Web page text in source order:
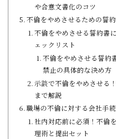
や合意文書化のコツ
不倫をやめさせるための誓
不倫をやめさせる誓約書
ェックリスト
不倫をやめさせる誓約
禁止の具体的な決め方
示談で不倫をやめさせる
まで解説
職場の不倫に対する会社手
社内対応前に必須！不倫
理術と提出セット